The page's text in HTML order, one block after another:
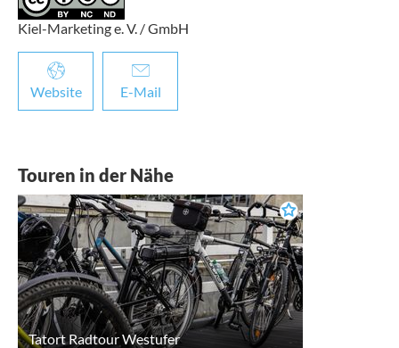
Kiel-Marketing e. V. / GmbH
Website E-Mail
Touren in der Nähe
Tatort Radtour Westufer